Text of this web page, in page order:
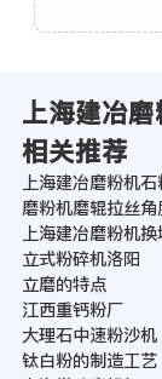
上海建冶
相关推荐
上海建冶磨粉机
磨粉机磨辊拉丝角
上海建冶磨粉机
立式粉碎机洛阳
立磨的特点
江西重钙粉厂
大理石中速粉沙机
钛白粉的制造工艺